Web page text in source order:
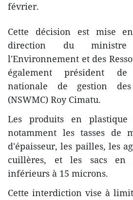
février.
Cette décision est mise
direction du
l'Environnement et des
également président
nationale de gestion
(NSWMC) Roy Cimatu.
Les produits en
notamment les tasses de
d'épaisseur, les pailles, les
cuillères, et les sacs en
inférieurs à 15 microns.
Cette interdiction vise à